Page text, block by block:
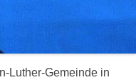
Luther-Gemeinde in